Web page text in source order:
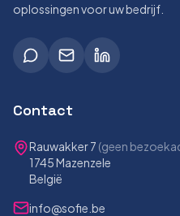
oplossingen voor uw bedrijf.
Contact
Rauwakker 7 (geen
1745 Mazenzele
België
info@sofie.be